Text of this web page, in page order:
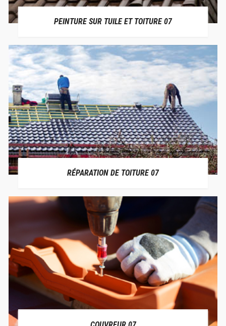
PEINTURE SUR TUILE ET TOITURE 07
RÉPARATION DE TOITURE 07